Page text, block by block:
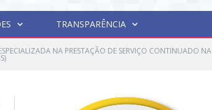
TRANSPARÊNCIA
NA PRESTAÇÃO DE SERVIÇO CONTINUADO NA